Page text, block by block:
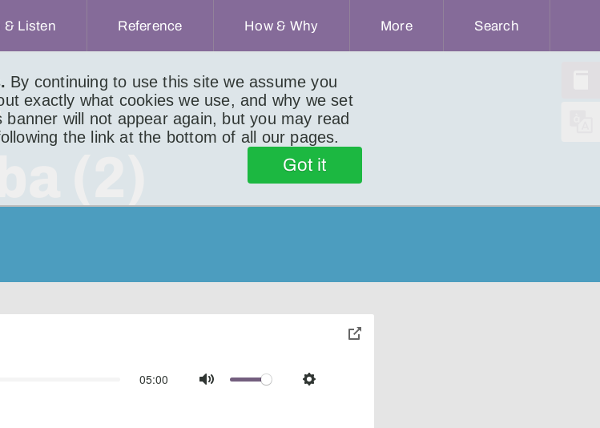
By continuing to use this site we assume you
exactly what cookies we use, and why we set
banner will not appear again, but you may read
the link at the bottom of all our pages.
Got it
& Listen Reference How & Why More Search
05:00
Mute Settings
toggle